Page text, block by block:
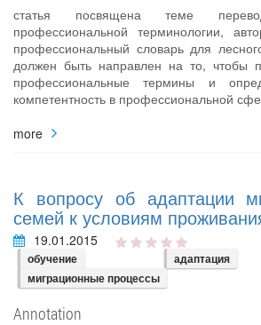
статья посвящена теме
профессиональной терминологии,
профессиональный словарь для
должен быть направлен на то, чтобы
профессиональные термины и
компетентность в профессиональной
more
К вопросу об адаптации
семей к условиям
19.01.2015
обучение адаптация
миграционные процессы
Annotation